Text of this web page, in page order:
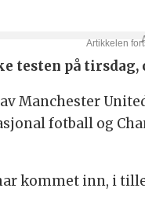
testen på
Manchester
fotball og
kommet inn, i